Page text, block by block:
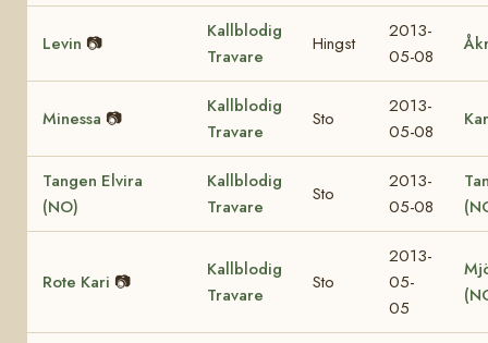
Levin 📷
Kallblodig
Travare
Hingst
2013-
05-08
Minessa 📷
Kallblodig
Travare
Sto
2013-
05-08
Tangen Elvira
(NO)
Kallblodig
Travare
Sto
2013-
05-08
Rote Kari 📷
Kallblodig
Travare
Sto
2013-
05-
05